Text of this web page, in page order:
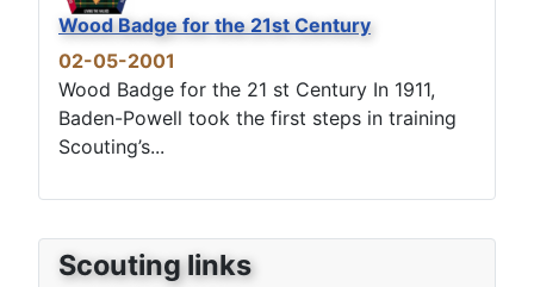
Scouting links
Wood Badge for the 21st Century
02-05-2001
Wood Badge for the 21 st Century In 1911,
Baden-Powell took the first steps in training
Scouting’s...